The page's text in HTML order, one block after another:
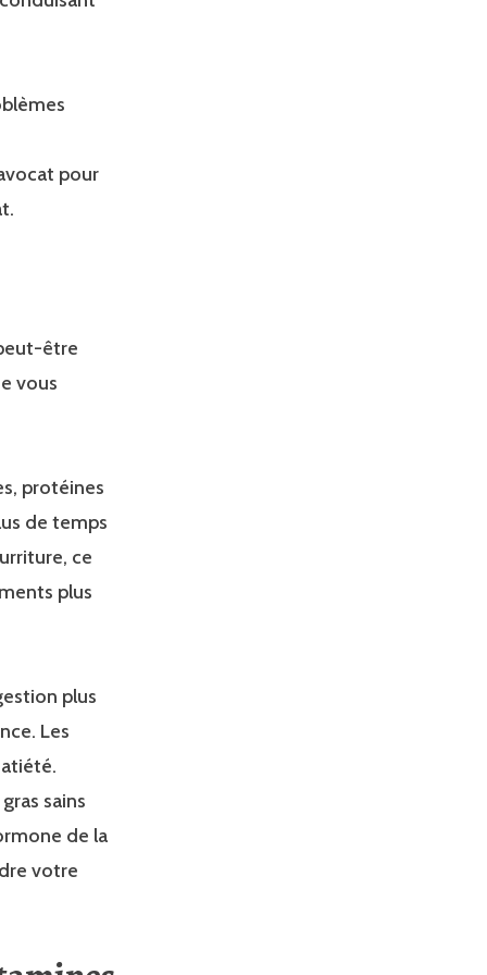
pour
être
vous
protéines
de temps
ce
plus
plus
Les
sains
de la
votre